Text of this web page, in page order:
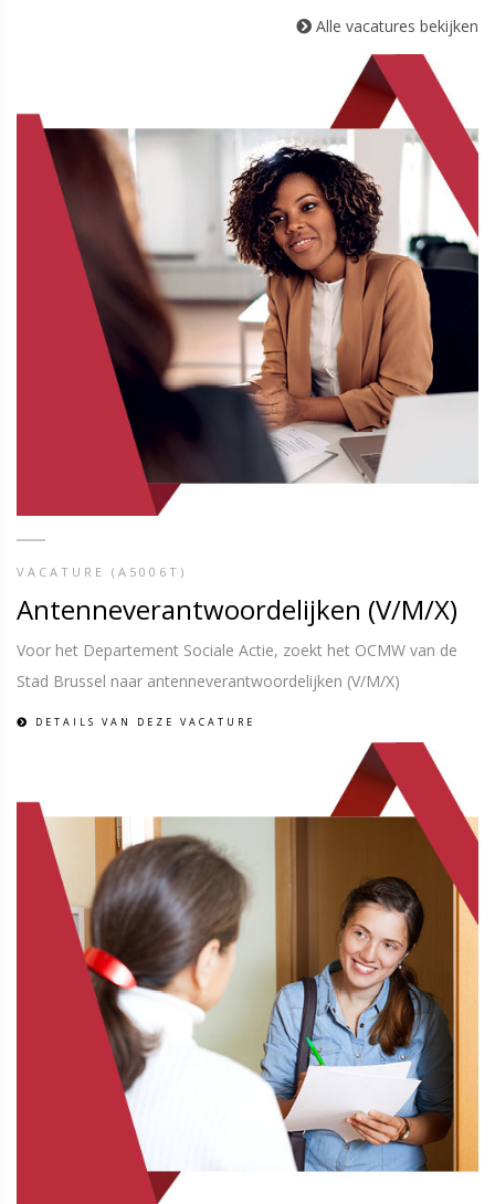
Alle vacatures bekijken
VACATURE (A5006T)
Antenneverantwoordelijken (V/M/X)
Voor het Departement Sociale Actie, zoekt het OCMW van de
Stad Brussel naar antenneverantwoordelijken (V/M/X)
DETAILS VAN DEZE VACATURE